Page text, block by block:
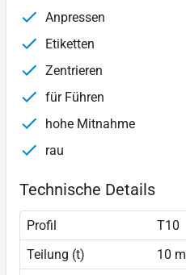
Anpressen
Etiketten
Zentrieren
für Führen
hohe Mitnahme
rau
Technische Details
Profil
T10
Teilung (t)
10